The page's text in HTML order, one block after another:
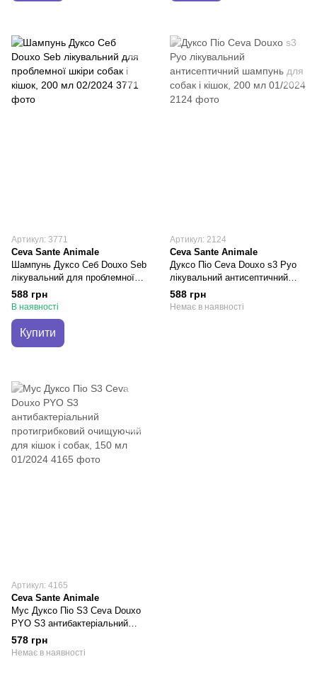
Артикул: 3771
Ceva Sante Animale
Шампунь Дуксо Себ Douxo Seb
лікувальний для проблемної
шкіри собак і кішок, 200 мл
02/2024
588 грн
В наявності
Купити
Артикул: 2124
Ceva Sante Animale
Дуксо Піо Ceva Douxo s3 Pyo
лікувальний антисептичний
шампунь для собак і кішок, 200
мл 01/2024
588 грн
Немає в наявності
Артикул: 4165
Ceva Sante Animale
Мус Дуксо Піо S3 Ceva Douxo
PYO S3 антибактеріальний
протигрибковий очищуючий
для кішок і собак, 150 мл
578 грн
Немає в наявності